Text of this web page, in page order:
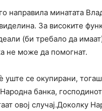
направила минатата
За високите
(би требало да
не може да помогнат.
уште се окупирани,
банка,
овој случај.Доколку